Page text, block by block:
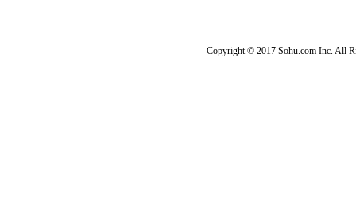
Copyright © 2017 Sohu.com Inc. All